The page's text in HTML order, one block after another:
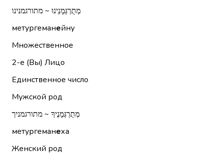
מְתֻרְגְּמָנֵינוּ ~ מתורגמנינו
метургеманейну
Множественное
2-е (Вы) Лицо
Единственное число
Мужской род
מְתֻרְגְּמָנֶיךָ ~ מתורגמניך
метургеманеха
Женский род